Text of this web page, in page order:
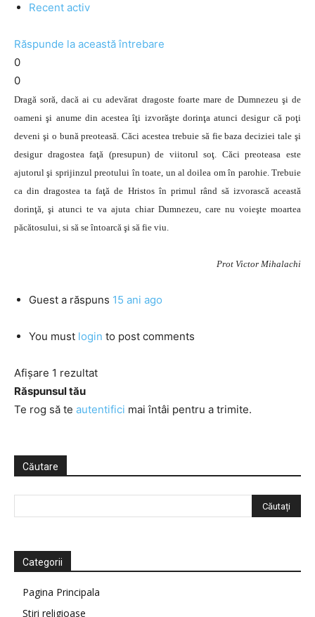
Recent activ
Răspunde la această întrebare
0
0
Dragă soră, dacă ai cu adevărat dragoste foarte mare de Dumnezeu şi de
oameni şi anume din acestea îţi izvorăşte dorinţa atunci desigur că poţi
deveni şi o bună preoteasă. Căci acestea trebuie să fie baza deciziei tale şi
desigur dragostea faţă (presupun) de viitorul soţ. Căci preoteasa este
ajutorul şi sprijinzul preotului în toate, un al doilea om în parohie. Trebuie
ca din dragostea ta faţă de Hristos în primul rând să izvorască această
dorinţă, şi atunci te va ajuta chiar Dumnezeu, care nu voieşte moartea
păcătosului, si să se întoarcă şi să fie viu.
Prot Victor Mihalachi
Guest a răspuns 15 ani ago
You must login to post comments
Afișare 1 rezultat
Răspunsul tău
Te rog să te autentifici mai întâi pentru a trimite.
Căutare
Categorii
Pagina Principala
Știri religioase